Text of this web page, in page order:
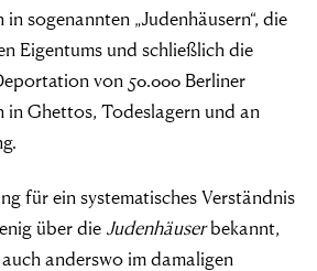
sogenannten „Judenhäusern“, die
Eigentums und schließlich die
von 50.000 Berliner
in Ghettos, Todeslagern und an
für ein systematisches Verständnis
über die Judenhäuserbekannt,
anderswo im damaligen